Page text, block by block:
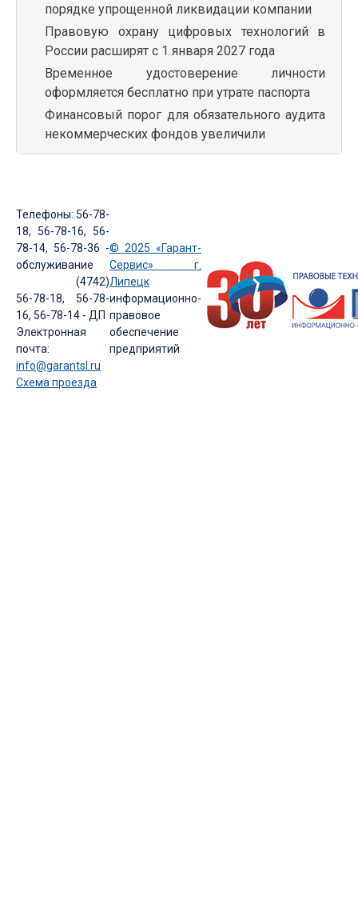
порядке упрощенной ликвидации компании
Правовую охрану цифровых технологий в
России расширят с 1 января 2027 года
Временное удостоверение личности
оформляется бесплатно при утрате паспорта
Финансовый порог для обязательного аудита
некоммерческих фондов увеличили
Телефоны: 56-78-
18, 56-78-16, 56-
78-14, 56-78-36 -
обслуживание
(4742)
56-78-18, 56-78-
16, 56-78-14 - ДП
Электронная
почта:
info@garantsl.ru
Схема проезда
© 2025 «Гарант-
Сервис» г.
Липецк
информационно-
правовое
обеспечение
предприятий